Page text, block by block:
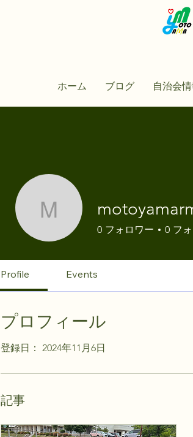
ホーム ブログ 自治会情
motoyamarmo
0 フォロワー 0 フ
Profile Events
プロフィール
登録日： 2024年11月6日
記事